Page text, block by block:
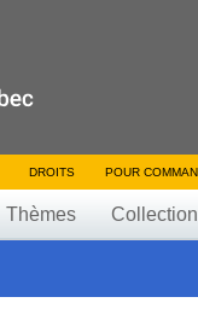
DROITS POUR
Thèmes